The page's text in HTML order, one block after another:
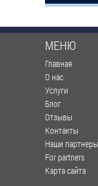
МЕНЮ
Главная
О нас
Услуги
Блог
Отзывы
Контакты
Наши партнеры
For partners
Карта сайта